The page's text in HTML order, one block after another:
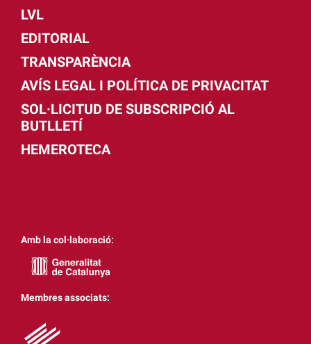
LVL
EDITORIAL
TRANSPARÈNCIA
AVÍS LEGAL I POLÍTICA DE PRIVACITAT
SOL·LICITUD DE SUBSCRIPCIÓ AL
BUTLLETÍ
HEMEROTECA
Amb la col·laboració:
Membres associats: